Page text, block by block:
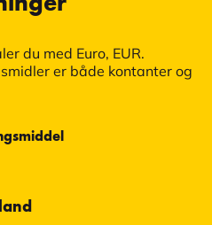
du med Euro, EUR.
er både kontanter og